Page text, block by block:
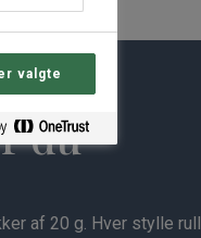
du
af 20 g. Hver stylle
valgte